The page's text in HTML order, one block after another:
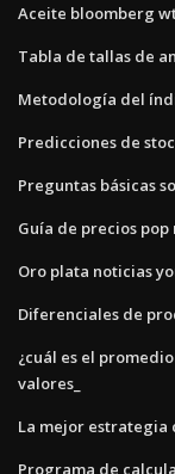
Aceite bloomberg
Tabla de tallas de
Metodología del
Predicciones de
Preguntas básicas
Guía de precios pop
Oro plata noticias
Diferenciales de
¿cuál es el
valores_
La mejor estrategia
Programa de